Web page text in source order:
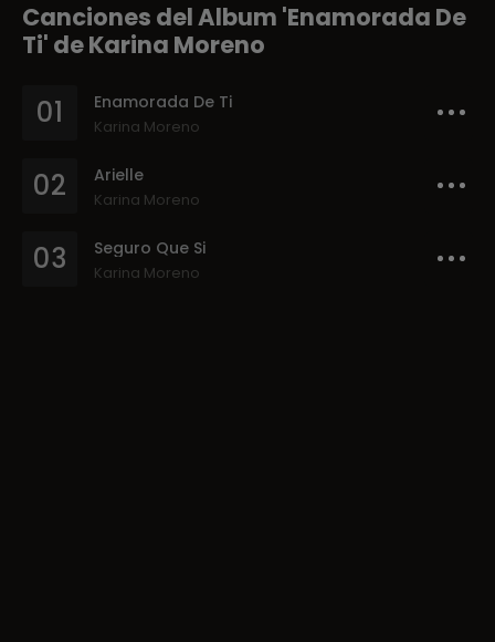
Canciones del Album 'Enamorada De
Ti' de Karina Moreno
01 Enamorada De Ti
Karina Moreno
02 Arielle
Karina Moreno
03 Seguro Que Si
Karina Moreno